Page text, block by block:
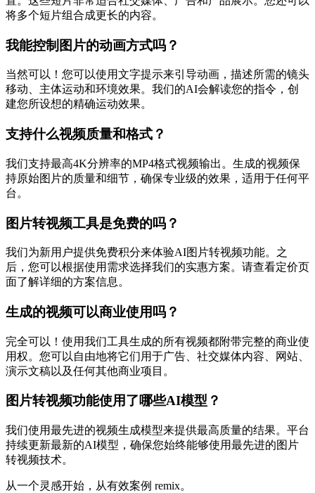
将多个短片组合成更长的内容。
我能控制图片的动画方式吗？
当然可以！您可以使用文字提示来引导动画，描述所需的镜头
移动、主体运动和环境效果。我们的AI会解读您的指令，创
建您所设想的精确运动效果。
支持什么视频质量和格式？
我们支持最高4K分辨率的MP4格式视频输出。生成的视频保
持原始图片的质量和细节，确保专业级的效果，适用于任何平
台。
图片转视频工具是免费的吗？
我们为新用户提供免费积分来体验AI图片转视频功能。之
后，您可以根据使用需求选择我们的实惠方案。请查看定价页
面了解详细的方案信息。
生成的视频可以商业使用吗？
完全可以！使用我们工具生成的所有视频都附带完整的商业使
用权。您可以自由地将它们用于广告、社交媒体内容、网站、
演示文稿以及任何其他商业项目。
图片转视频功能使用了哪些AI模型？
我们使用最先进的视频生成模型来提供最高质量的结果。平台
持续更新最新的AI模型，确保您始终能够使用最先进的图片
转视频技术。
从一个灵感开始，从有效案例 remix。